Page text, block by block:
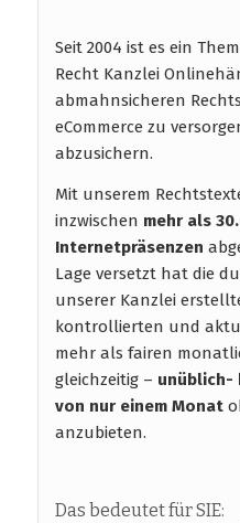
Seit 2004 ist es ein
Recht Kanzlei
abmahnsicheren
eCommerce zu
abzusichern.
Mit unserem
inzwischen mehr als
Internetpräsenzen
Lage versetzt hat die
unserer Kanzlei
kontrollierten und
mehr als fairen
gleichzeitig – unüblich-
von nur einem Monat
anzubieten.
Das bedeutet für SIE: